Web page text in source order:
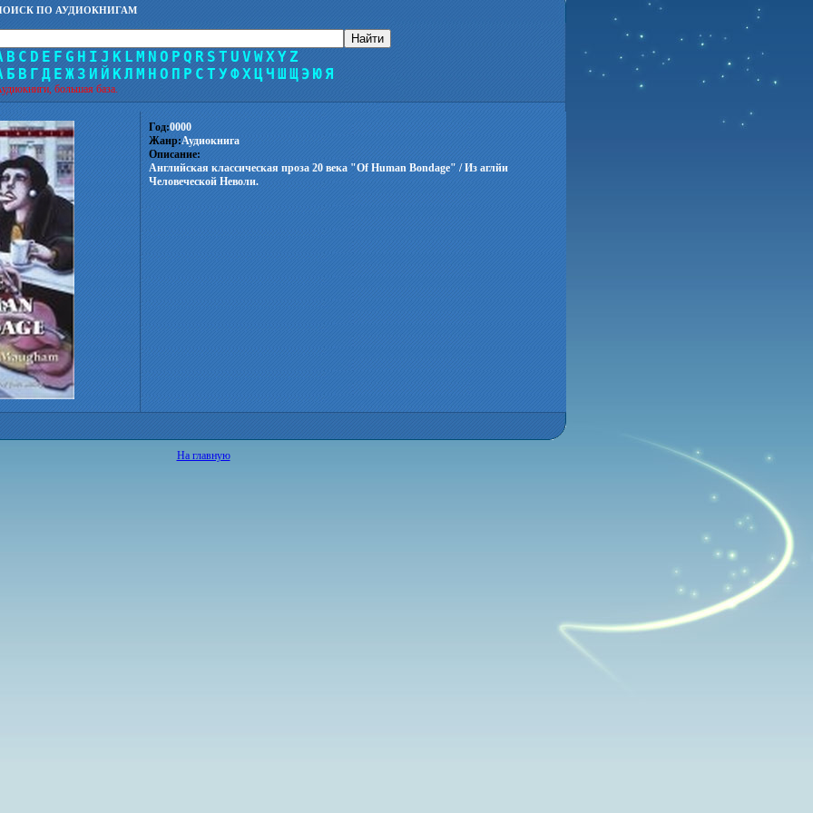
ПО АУДИОКНИГАМ
B C D E F G H I J K L M N O P Q R S T U V WXYZ
Б В Г Д Е Ж З И Й КЛ М Н О П Р С Т УФХ ЦЧ Ш Щ Э ЮЯ
большая база.
Год:0000
Жанр:Аудиокнига
Описание:
Английская классическая проза 20 века "Of Human Bondage" / Из аглйи
Человеческой Неволи.
На главную